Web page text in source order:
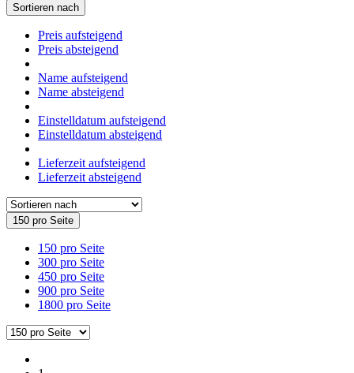
Sortieren nach
Preis aufsteigend
Preis absteigend
Name aufsteigend
Name absteigend
Einstelldatum aufsteigend
Einstelldatum absteigend
Lieferzeit aufsteigend
Lieferzeit absteigend
150 pro Seite
150 pro Seite
300 pro Seite
450 pro Seite
900 pro Seite
1800 pro Seite